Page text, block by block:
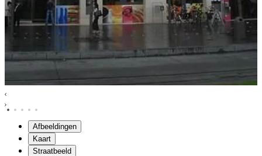
Afbeeldingen
Kaart
Straatbeeld